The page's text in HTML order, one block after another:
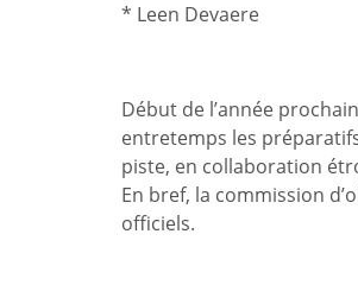
* Leen Devaere
Début de l’année
entretemps les
piste, en collaboration
En bref, la commission
officiels.